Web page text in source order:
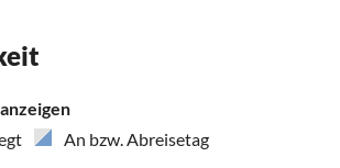
An bzw. Abreisetag